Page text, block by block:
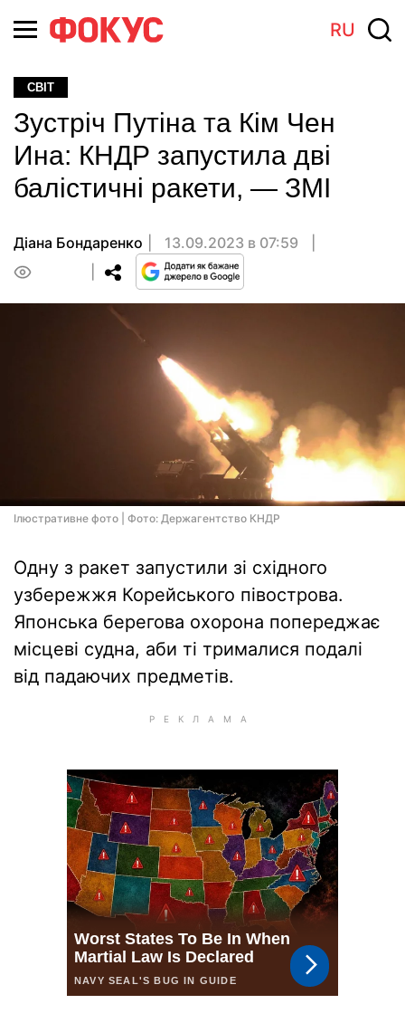
RU
СВІТ
Зустріч Путіна та Кім Чен
Ина: КНДР запустила дві
балістичні ракети, — ЗМІ
Діана Бондаренко
13.09.2023 в 07:59
Ілюстративне фото | Фото: Держагентство КНДР
Одну з ракет запустили зі східного
узбережжя Корейського півострова.
Японська берегова охорона попереджає
місцеві судна, аби ті трималися подалі
від падаючих предметів.